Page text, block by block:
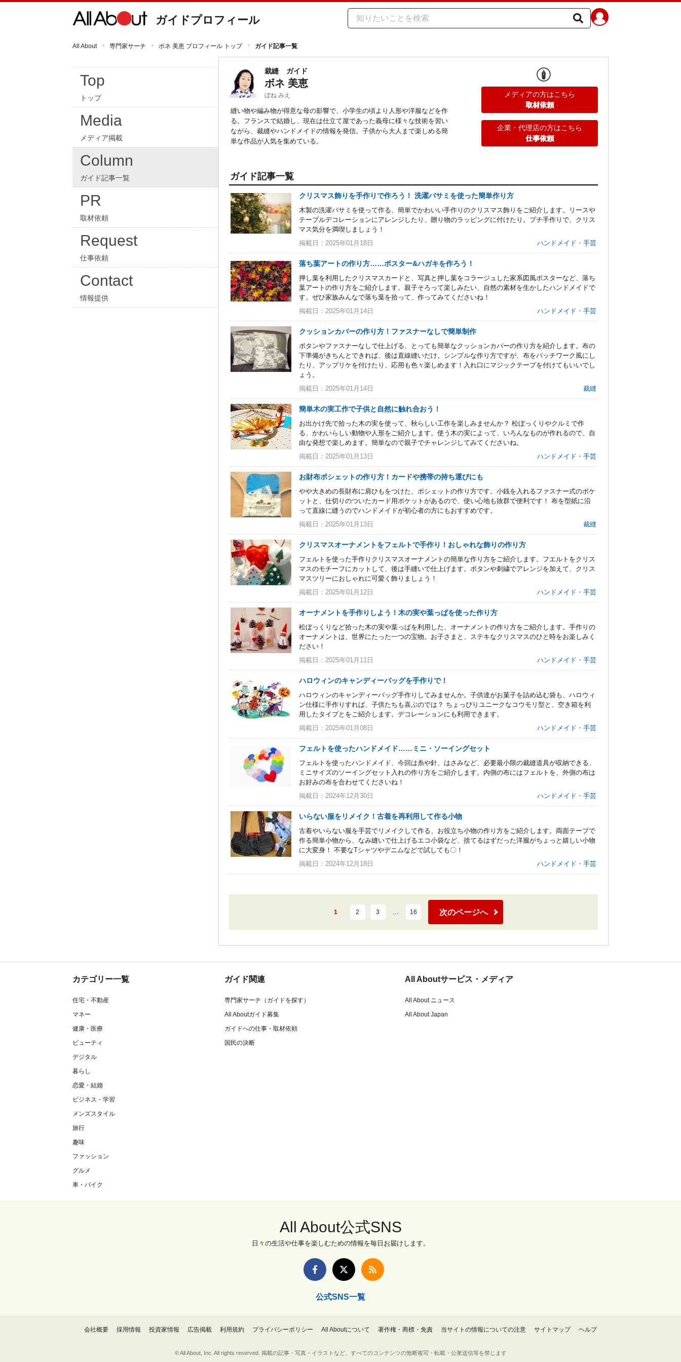
ガイドプロフィール
All About 専門家サーチ ボネ 美恵 プロフィール トップ ガイド記事一覧
Top
トップ
Media
メディア掲載
Column
ガイド記事一覧
PR
取材依頼
Request
仕事依頼
Contact
情報提供
裁縫 ガイド
ボネ 美恵
ぼね みえ
縫い物や編み物が得意な母の影響で、小学生の頃より人形や洋服などを作
る。フランスで結婚し、現在は仕立て屋であった義母に様々な技術を習い
ながら、裁縫やハンドメイドの情報を発信。子供から大人まで楽しめる簡
単な作品が人気を集めている。
メディアの方はこちら
取材依頼
企業・代理店の方はこちら
仕事依頼
ガイド記事一覧
クリスマス飾りを手作りで作ろう！ 洗濯バサミを使った簡単作り方
木製の洗濯バサミを使って作る、簡単でかわいい手作りのクリスマス飾りをご紹介します。リースや
テーブルデコレーションにアレンジしたり、贈り物のラッピングに付けたり。プチ手作りで、クリス
マス気分を満喫しましょう！
掲載日：2025年01月18日
ハンドメイド・手芸
落ち葉アートの作り方……ポスター&ハガキを作ろう！
押し葉を利用したクリスマスカードと、写真と押し葉をコラージュした家系図風ポスターなど、落ち
葉アートの作り方をご紹介します。親子そろって楽しみたい、自然の素材を生かしたハンドメイドで
す。ぜひ家族みんなで落ち葉を拾って、作ってみてくださいね！
掲載日：2025年01月14日
ハンドメイド・手芸
クッションカバーの作り方！ファスナーなしで簡単制作
ボタンやファスナーなしで仕上げる、とっても簡単なクッションカバーの作り方を紹介します。布の
下準備がきちんとできれば、後は直線縫いだけ。シンプルな作り方ですが、布をパッチワーク風にし
たり、アップリケを付けたり、応用も色々楽しめます！入れ口にマジックテープを付けてもいいでし
ょう。
掲載日：2025年01月14日
裁縫
簡単木の実工作で子供と自然に触れ合おう！
お出かけ先で拾った木の実を使って、秋らしい工作を楽しみませんか？ 松ぼっくりやクルミで作
る、かわいらしい動物や人形をご紹介します。使う木の実によって、いろんなものが作れるので、自
由な発想で楽しめます。簡単なので親子でチャレンジしてみてくださいね。
掲載日：2025年01月13日
ハンドメイド・手芸
お財布ポシェットの作り方！カードや携帯の持ち運びにも
やや大きめの長財布に肩ひもをつけた、ポシェットの作り方です。小銭を入れるファスナー式のポケ
ットと、仕切りのついたカード用ポケットがあるので、使い心地も抜群で便利です！ 布を型紙に沿
って直線に縫うのでハンドメイドが初心者の方にもおすすめです。
掲載日：2025年01月13日
裁縫
クリスマスオーナメントをフェルトで手作り！おしゃれな飾りの作り方
フェルトを使った手作りクリスマスオーナメントの簡単な作り方をご紹介します。フエルトをクリス
マスのモチーフにカットして、後は手縫いで仕上げます。ボタンや刺繍でアレンジを加えて、クリス
マスツリーにおしゃれに可愛く飾りましょう！
掲載日：2025年01月12日
ハンドメイド・手芸
オーナメントを手作りしよう！木の実や葉っぱを使った作り方
松ぼっくりなど拾った木の実や葉っぱを利用した、オーナメントの作り方をご紹介します。手作りの
オーナメントは、世界にたった一つの宝物。お子さまと、ステキなクリスマスのひと時をお楽しみく
ださい！
掲載日：2025年01月11日
ハンドメイド・手芸
ハロウィンのキャンディーバッグを手作りで！
ハロウィンのキャンディーバッグ手作りしてみませんか。子供達がお菓子を詰め込む袋も、ハロウィ
ン仕様に手作りすれば、子供たちも喜ぶのでは？ ちょっぴりユニークなコウモリ型と、空き箱を利
用したタイプとをご紹介します。デコレーションにも利用できます。
掲載日：2025年01月08日
ハンドメイド・手芸
フェルトを使ったハンドメイド……ミニ・ソーイングセット
フェルトを使ったハンドメイド、今回は糸や針、はさみなど、必要最小限の裁縫道具が収納できる、
ミニサイズのソーイングセット入れの作り方をご紹介します。内側の布にはフェルトを、外側の布は
お好みの布を合わせてくださいね！
掲載日：2024年12月30日
ハンドメイド・手芸
いらない服をリメイク！古着を再利用して作る小物
古着やいらない服を手芸でリメイクして作る、お役立ち小物の作り方をご紹介します。両面テープで
作る簡単小物から、なみ縫いで仕上げるエコ小袋など、捨てるはずだった洋服がちょっと嬉しい小物
に大変身！ 不要なTシャツやデニムなどで試しても〇！
掲載日：2024年12月18日
ハンドメイド・手芸
1 2 3 … 16 次のページへ
カテゴリー一覧
住宅・不動産
マネー
健康・医療
ビューティ
デジタル
暮らし
恋愛・結婚
ビジネス・学習
メンズスタイル
旅行
趣味
ファッション
グルメ
車・バイク
ガイド関連
専門家サーチ（ガイドを探す）
All Aboutガイド募集
ガイドへの仕事・取材依頼
国民の決断
All Aboutサービス・メディア
All About ニュース
All About Japan
All About公式SNS
日々の生活や仕事を楽しむための情報を毎日お届けします。
公式SNS一覧
会社概要 採用情報 投資家情報 広告掲載 利用規約 プライバシーポリシー All Aboutについて 著作権・商標・免責 当サイトの情報についての注意 サイトマップ ヘルプ
© All About, Inc. All rights reserved. 掲載の記事・写真・イラストなど、すべてのコンテンツの無断複写・転載・公衆送信等を禁じます